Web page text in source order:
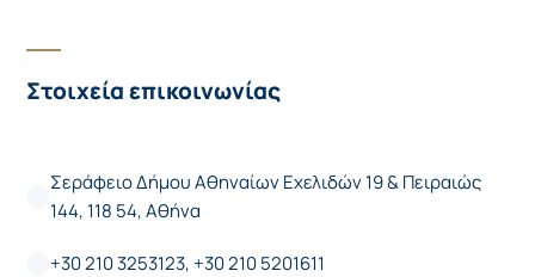
Στοιχεία επικοινωνίας
Σεράφειο Δήμου Αθηναίων Εχελιδών 19 & Πειραιώς
144, 118 54, Αθήνα
+30 210 3253123, +30 210 5201611